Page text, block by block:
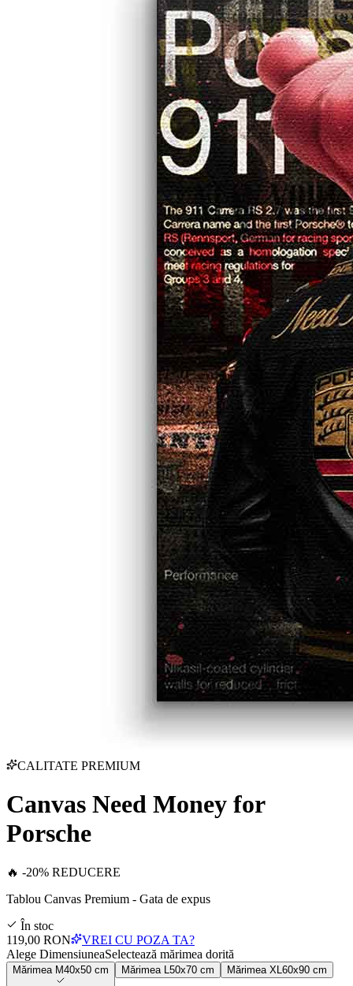
CALITATE PREMIUM
Canvas Need Money for
Porsche
🔥 -20% REDUCERE
Tablou Canvas Premium - Gata de expus
În stoc
119,00 RON
VREI CU POZA TA?
Alege DimensiuneaSelectează mărimea dorită
Mărimea M40x50 cm Mărimea 50x70 cm Mărimea XL 60x90 cm